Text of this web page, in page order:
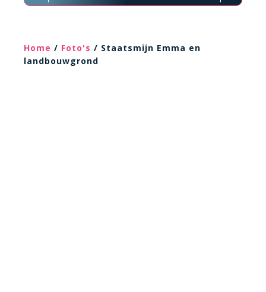
Home / Foto's / Staatsmijn Emma en
landbouwgrond